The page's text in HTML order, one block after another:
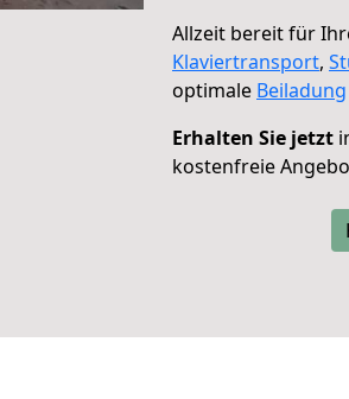
Allzeit bereit für
Klaviertransport,
optimale Beiladung
Erhalten Sie jetzt
kostenfreie